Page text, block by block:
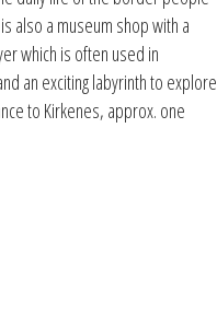
also a museum shop with a
which is often used in
an exciting labyrinth to explore
to Kirkenes, approx. one